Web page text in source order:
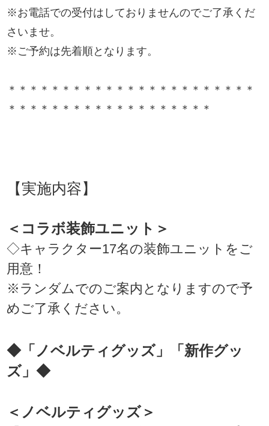
※お電話での受付はしておりませんのでご了承くだ
さいませ。
※ご予約は先着順となります。
＊＊＊＊＊＊＊＊＊＊＊＊＊＊＊＊＊＊＊＊＊＊＊
＊＊＊＊＊＊＊＊＊＊＊＊＊＊＊＊＊＊＊
【実施内容】
＜コラボ装飾ユニット＞
◇キャラクター17名の装飾ユニットをご
用意！
※ランダムでのご案内となりますので予
めご了承ください。
◆「ノベルティグッズ」「新作グッ
ズ」◆
＜ノベルティグッズ＞